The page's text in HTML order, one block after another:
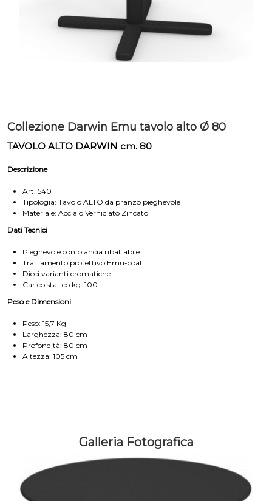
Collezione Darwin Emu tavolo alto Ø 80
TAVOLO ALTO DARWIN cm. 80
Descrizione
Art. 540
Tipologia: Tavolo ALTO da pranzo pieghevole
Materiale: Acciaio Verniciato Zincato
Dati Tecnici
Pieghevole con plancia ribaltabile
Trattamento protettivo Emu-coat
Dieci varianti cromatiche
Carico statico kg. 100
Peso e Dimensioni
Peso: 15,7 Kg
Larghezza: 80 cm
Profondità: 80 cm
Altezza: 105 cm
Galleria Fotografica